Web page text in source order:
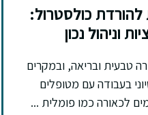
להורדת כולסטרול:
וניהול נכון
טבעית ובריאה, ובמקרים
בעבודה עם מטופלים
לכאורה כמו פומלית ...